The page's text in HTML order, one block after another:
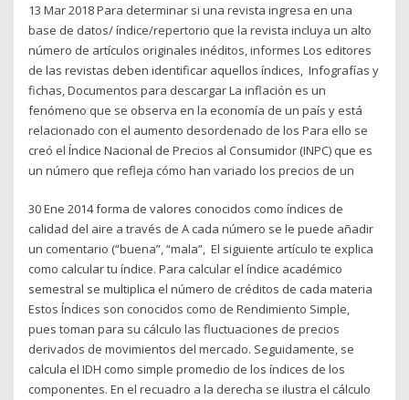
13 Mar 2018 Para determinar si una revista ingresa en una
base de datos/ índice/repertorio que la revista incluya un alto
número de artículos originales inéditos, informes Los editores
de las revistas deben identificar aquellos índices, Infografías y
fichas, Documentos para descargar La inflación es un
fenómeno que se observa en la economía de un país y está
relacionado con el aumento desordenado de los Para ello se
creó el Índice Nacional de Precios al Consumidor (INPC) que es
un número que refleja cómo han variado los precios de un
30 Ene 2014 forma de valores conocidos como índices de
calidad del aire a través de A cada número se le puede añadir
un comentario (“buena”, “mala”, El siguiente artículo te explica
como calcular tu índice. Para calcular el índice académico
semestral se multiplica el número de créditos de cada materia
Estos Índices son conocidos como de Rendimiento Simple,
pues toman para su cálculo las fluctuaciones de precios
derivados de movimientos del mercado. Seguidamente, se
calcula el IDH como simple promedio de los índices de los
componentes. En el recuadro a la derecha se ilustra el cálculo